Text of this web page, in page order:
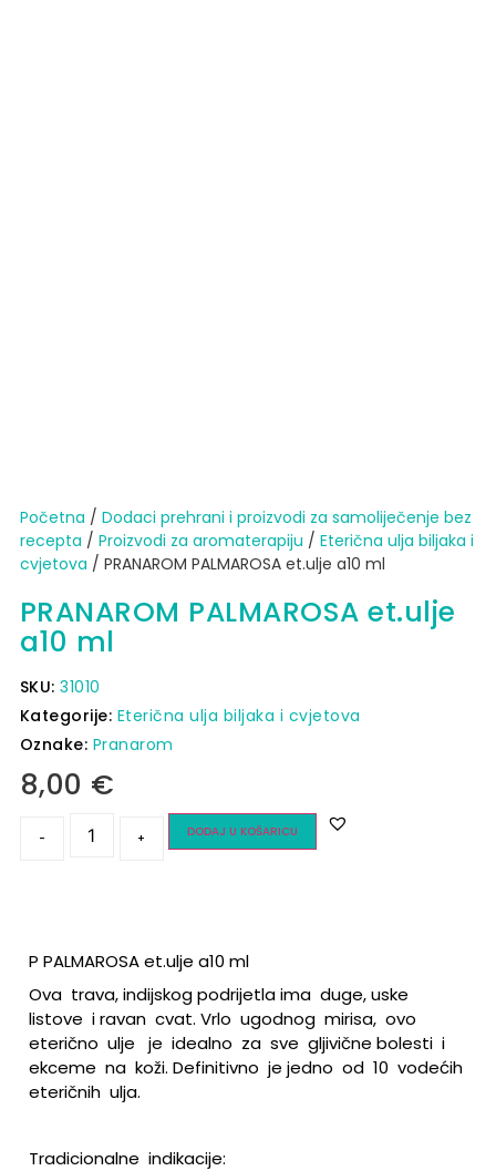
Početna / Dodaci prehrani i proizvodi za samoliječenje bez
recepta / Proizvodi za aromaterapiju / Eterična ulja biljaka i
cvjetova / PRANAROM PALMAROSA et.ulje a10 ml
PRANAROM PALMAROSA et.ulje
a10 ml
SKU:31010
Kategorije: Eterična ulja biljaka i cvjetova
Oznake: Pranarom
8,00 €
- + DODAJ U KOŠARICU
P PALMAROSA et.ulje a10 ml
Ova trava, indijskog podrijetla ima duge, uske
listove i ravan cvat. Vrlo ugodnog mirisa, ovo
eterično ulje je idealno za sve gljivične bolesti i
ekceme na koži. Definitivno je jedno od 10 vodećih
eteričnih ulja.
Tradicionalne indikacije: